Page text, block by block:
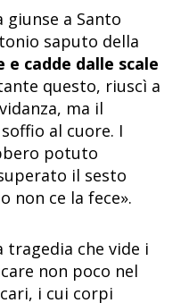
a Santo
saputo della
e cadde dalle scale
questo, riuscì a
ma il
al cuore. I
potuto
il sesto
non ce la fece».
che vide i
non poco nel
i cui corpi